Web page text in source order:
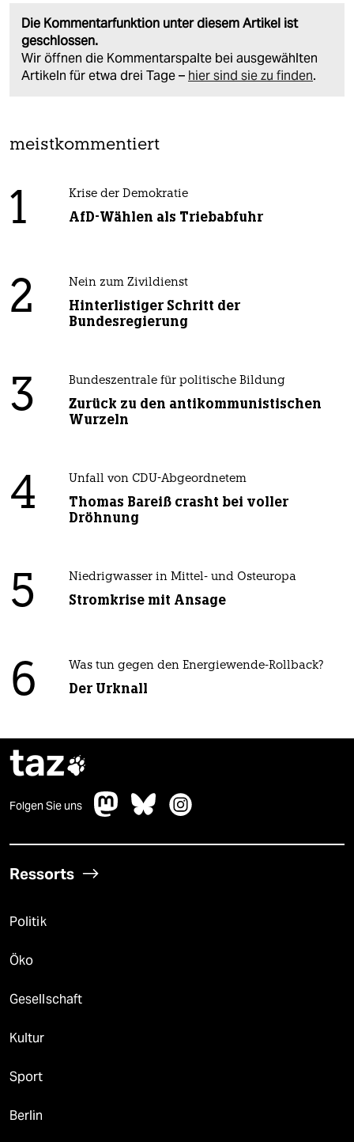
Die Kommentarfunktion unter diesem Artikel ist
geschlossen.
Wir öffnen die Kommentarspalte bei ausgewählten
Artikeln für etwa drei Tage – hier sind sie zu finden.
meistkommentiert
1 Krise der Demokratie
AfD-Wählen als Triebabfuhr
2 Nein zum Zivildienst
Hinterlistiger Schritt der
Bundesregierung
3 Bundeszentrale für politische Bildung
Zurück zu den antikommunistischen
Wurzeln
4 Unfall von CDU-Abgeordnetem
Thomas Bareiß crasht bei voller
Dröhnung
5 Niedrigwasser in Mittel- und Osteuropa
Stromkrise mit Ansage
6 Was tun gegen den Energiewende-Rollback?
Der Urknall
taz
Folgen Sie uns
Ressorts
Politik
Öko
Gesellschaft
Kultur
Sport
Berlin